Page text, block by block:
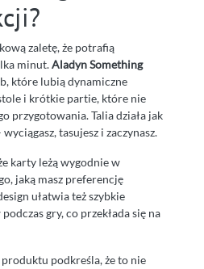
zaletę, że potrafią
minut.Aladyn Something
które lubią dynamiczne
i krótkie partie, które nie
przygotowania. Talia działa jak
tasujesz i zaczynasz.
karty leżą wygodnie w
jaką masz preferencję
ułatwia też szybkie
gry, co przekłada się na
podkreśla, że to nie